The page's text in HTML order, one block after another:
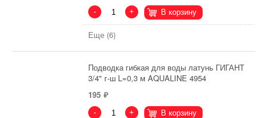
- + В корзину
Еще (6)
Подводка гибкая для воды латунь ГИГАНТ
3/4" г-ш L=0,3 м AQUALINE 4954
195
- + В корзину